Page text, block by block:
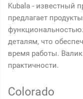
Kubala - известный
предлагает
деталям, что
время работы. Валик
практичности.
Colorado